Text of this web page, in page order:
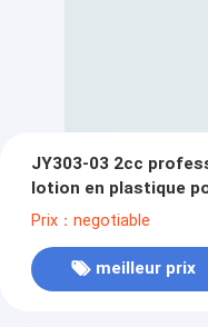
JY303-03 2cc
lotion en plastique
Prix：negotiable
meilleur prix